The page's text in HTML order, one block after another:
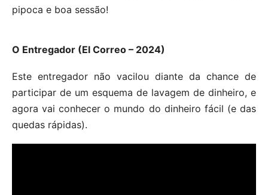
pipoca e boa sessão!
O Entregador (El Correo – 2024)
Este entregador não vacilou diante da chance de
participar de um esquema de lavagem de dinheiro, e
agora vai conhecer o mundo do dinheiro fácil (e das
quedas rápidas).